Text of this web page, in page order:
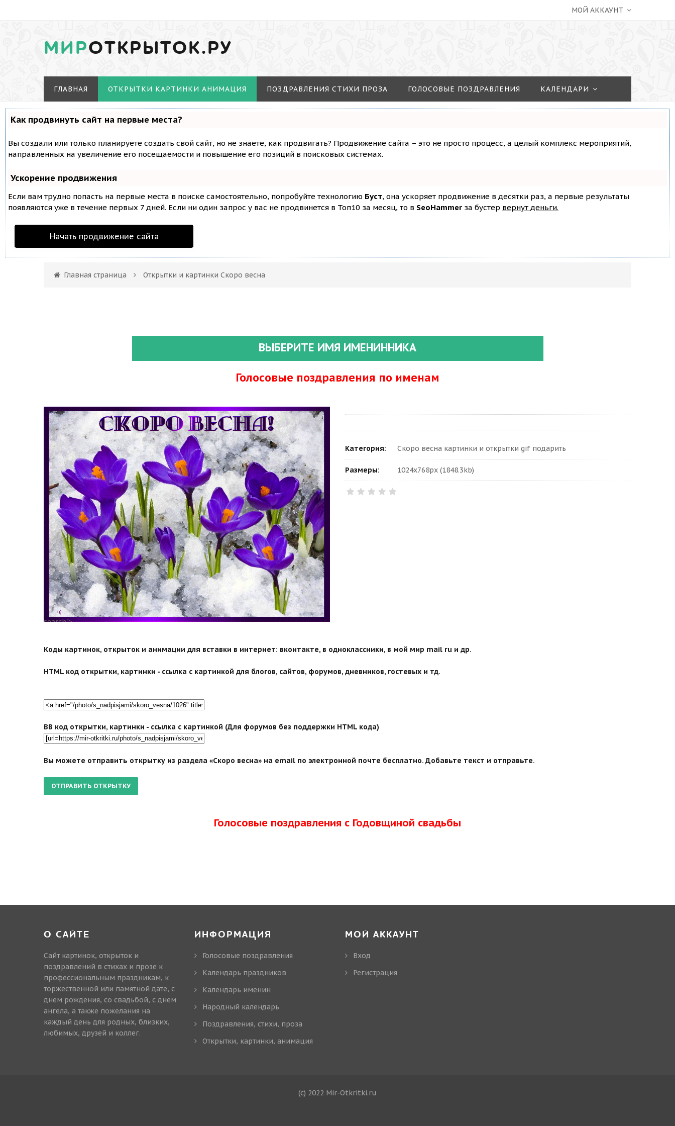
МОЙ АККАУНТ
МИРОТКРЫТОК.РУ
ГЛАВНАЯ ОТКРЫТКИ КАРТИНКИ АНИМАЦИЯ ПОЗДРАВЛЕНИЯ СТИХИ ПРОЗА ГОЛОСОВЫЕ ПОЗДРАВЛЕНИЯ КАЛЕНДАРИ
Как продвинуть сайт на первые места?
Вы создали или только планируете создать свой сайт, но не знаете, как продвигать? Продвижение сайта – это не просто процесс, а целый комплекс мероприятий,
направленных на увеличение его посещаемости и повышение его позиций в поисковых системах.
Ускорение продвижения
Если вам трудно попасть на первые места в поиске самостоятельно, попробуйте технологию Буст, она ускоряет продвижение в десятки раз, а первые результаты
появляются уже в течение первых 7 дней. Если ни один запрос у вас не продвинется в Топ10 за месяц, то в SeoHammer за бустер вернут деньги.
Начать продвижение сайта
Главная страница Открытки и картинки Скоро весна
ВЫБЕРИТЕ ИМЯ ИМЕНИННИКА
Голосовые поздравления по именам
search">
Категория: Скоро весна картинки и открытки gif подарить
Размеры: 1024x768px (1848.3kb)
Коды картинок, открыток и анимации для вставки в интернет: вконтакте, в одноклассники, в мой мир mail ru и др.
HTML код открытки, картинки - ссылка с картинкой для блогов, сайтов, форумов, дневников, гостевых и тд.
BB код открытки, картинки - ссылка с картинкой (Для форумов без поддержки HTML кода)
Вы можете отправить открытку из раздела «Скоро весна» на email по электронной почте бесплатно. Добавьте текст и отправьте.
Голосовые поздравления с Годовщиной свадьбы
О САЙТЕ
Сайт картинок, открыток и
поздравлений в стихах и прозе к
профессиональным праздникам, к
торжественной или памятной дате, с
днем рождения, со свадьбой, с днем
ангела, а также пожелания на
каждый день для родных, близких,
любимых, друзей и коллег.
ИНФОРМАЦИЯ
Голосовые поздравления
Календарь праздников
Календарь именин
Народный календарь
Поздравления, стихи, проза
Открытки, картинки, анимация
МОЙ АККАУНТ
Вход
Регистрация
(c) 2022 Mir-Otkritki.ru